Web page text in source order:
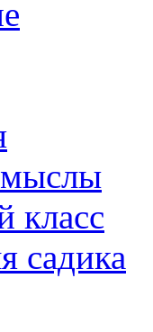
класс
садика